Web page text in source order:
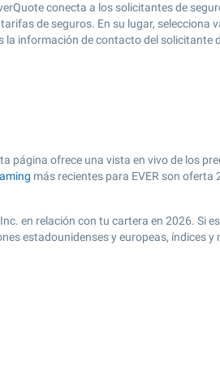
conecta a los solicitantes de
de seguros. En su lugar, selecciona
información de contacto del solicitante
página ofrece una vista en vivo de los
más recientes para EVER son oferta
en relación con tu cartera en 2026. Si
estadounidenses y europeas, índices y